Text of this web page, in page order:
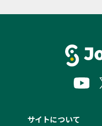
サイトについて